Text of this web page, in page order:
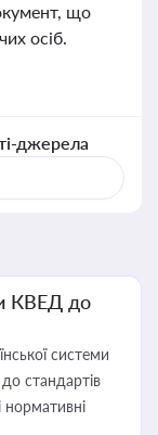
що
осіб.
джерела
КВЕД до
системи
до стандартів
нормативні